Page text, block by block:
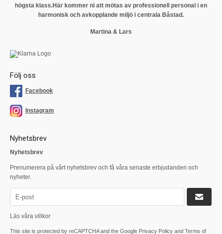
högsta klass.Här kommer ni att mötas av professionell personal i en
harmonisk och avkopplande miljö i centrala Båstad.
Martina & Lars
Följ oss
Facebook
Instagram
Nyhetsbrev
Nyhetsbrev
Prenumerera på vårt nyhetsbrev och få våra senaste erbjudanden och
nyheter.
Läs våra villkor
This site is protected by reCAPTCHA and the Google Privacy Policy and Terms of